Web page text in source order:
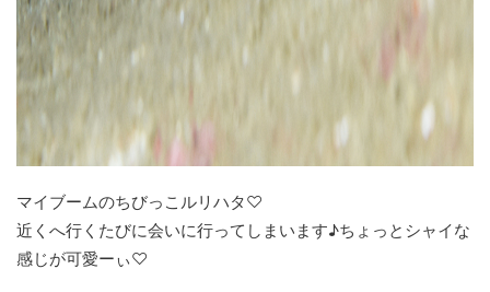
マイブームのちびっこルリハタ♡
近くへ行くたびに会いに行ってしまいます♪ちょっとシャイな
感じが可愛ーぃ♡